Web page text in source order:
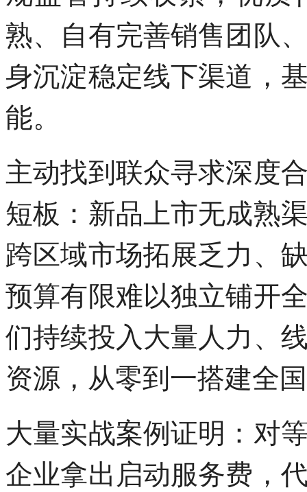
熟、自有完善销售团队
身沉淀稳定线下渠道，
能。
主动找到联众寻求深度
短板：新品上市无成熟
跨区域市场拓展乏力、
预算有限难以独立铺开
们持续投入大量人力、
资源，从零到一搭建全
大量实战案例证明：对
企业拿出启动服务费，